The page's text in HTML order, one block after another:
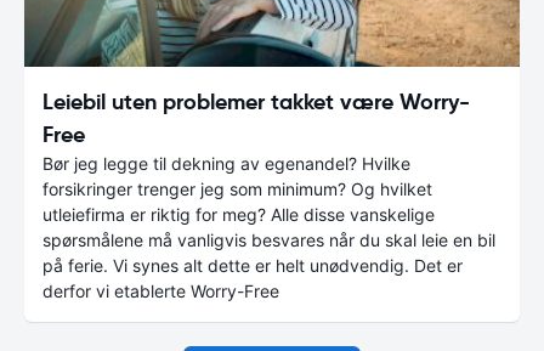
Leiebil uten problemer takket være Worry-
Free
Bør jeg legge til dekning av egenandel? Hvilke
forsikringer trenger jeg som minimum? Og hvilket
utleiefirma er riktig for meg? Alle disse vanskelige
spørsmålene må vanligvis besvares når du skal leie en bil
på ferie. Vi synes alt dette er helt unødvendig. Det er
derfor vi etablerte Worry-Free